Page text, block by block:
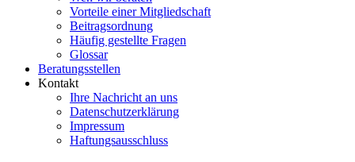
Vorteile einer Mitgliedschaft
Beitragsordnung
Häufig gestellte Fragen
Glossar
Beratungsstellen
Kontakt
Ihre Nachricht an uns
Datenschutzerklärung
Impressum
Haftungsausschluss